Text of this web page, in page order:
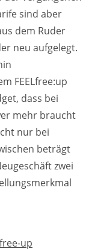
sind aber
dem Ruder
neu aufgelegt.
FEELfree:up
dass bei
mehr braucht
nur bei
beträgt
zwei
up